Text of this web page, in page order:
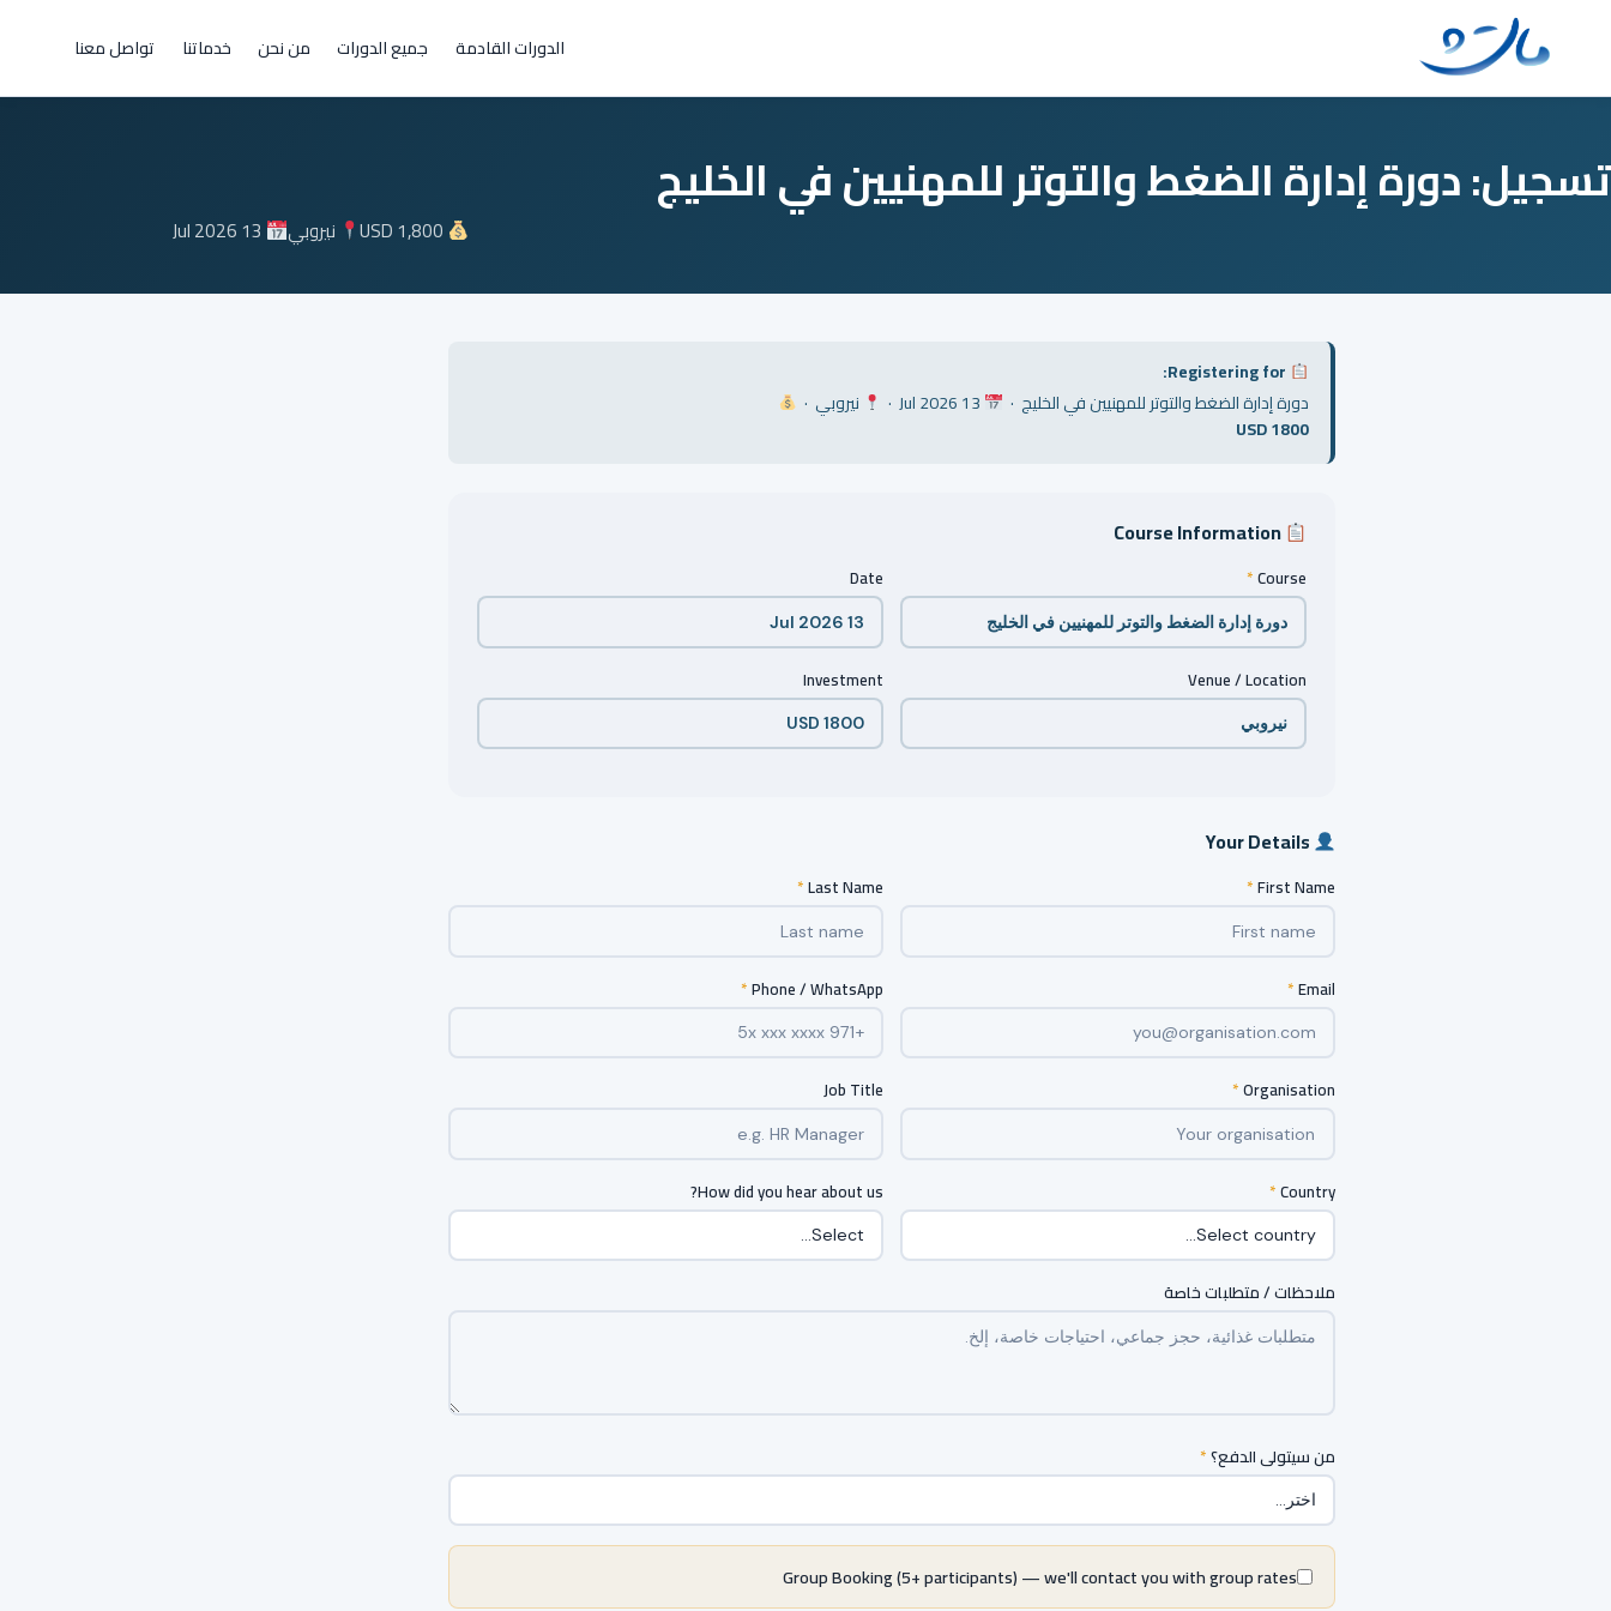
الدورات القادمة جميع الدورات من نحن خدماتنا تواصل معنا
تسجيل: دورة إدارة الضغط والتوتر للمهنيين في الخليج
نيروبي
دورة إدارة الضغط والتوتر للمهنيين في الخليج ·
نيروبي ·
USD 1800
Course Information
Course
*
Date
Venue / Location
Investment
First Name
*
Last Name
*
Email
*
Phone / WhatsApp
*
Organisation
*
Job Title
Country
*
How did you hear about us?
ملاحظات / متطلبات خاصة
من سيتولى الدفع؟*
Group Booking (5+ participants) — we'll contact you with group rates